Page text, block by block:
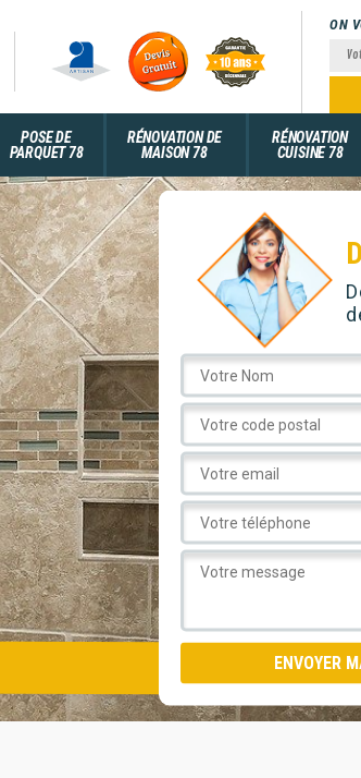
ON
POSE DE
PARQUET 78
RÉNOVATION DE
MAISON 78
RÉNOVATION
CUISINE 78